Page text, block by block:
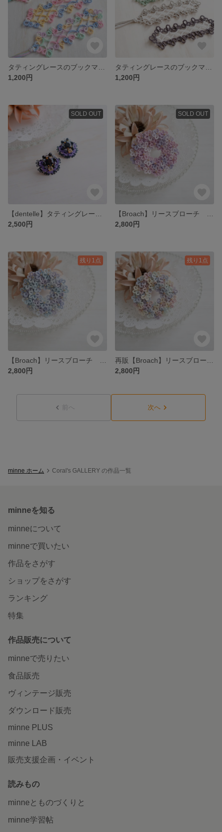
1,200円
1,200円
SOLD OUT
2,500円
SOLD OUT
2,800円
残り1点
2,800円
残り1点
2,800円
前へ 次へ
minne ホーム Coral's GALLERY の作品一覧
minneを知る
minneについて
minneで買いたい
作品をさがす
ショップをさがす
ランキング
特集
作品販売について
minneで売りたい
食品販売
ヴィンテージ販売
ダウンロード販売
minne PLUS
minne LAB
販売支援企画・イベント
読みもの
minneとものづくりと
minne学習帖